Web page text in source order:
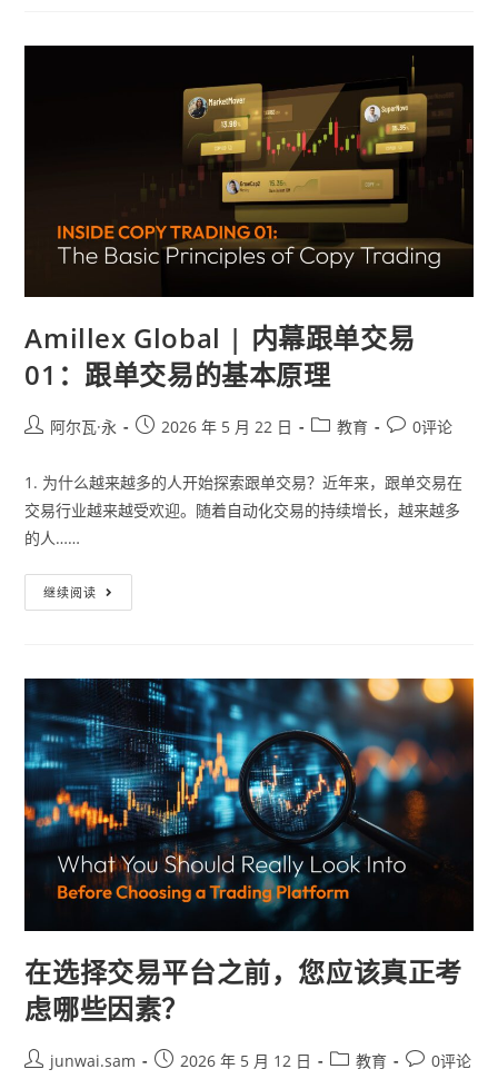
Amillex Global | 内幕跟单交易
01：跟单交易的基本原理
阿尔瓦·永 2026 年 5 月 22 日 教育 0评论
1. 为什么越来越多的人开始探索跟单交易？近年来，跟单交易在
交易行业越来越受欢迎。随着自动化交易的持续增长，越来越多
的人……
继续阅读
在选择交易平台之前，您应该真正考
虑哪些因素？
junwai.sam 2026 年 5 月 12 日 教育 0评论